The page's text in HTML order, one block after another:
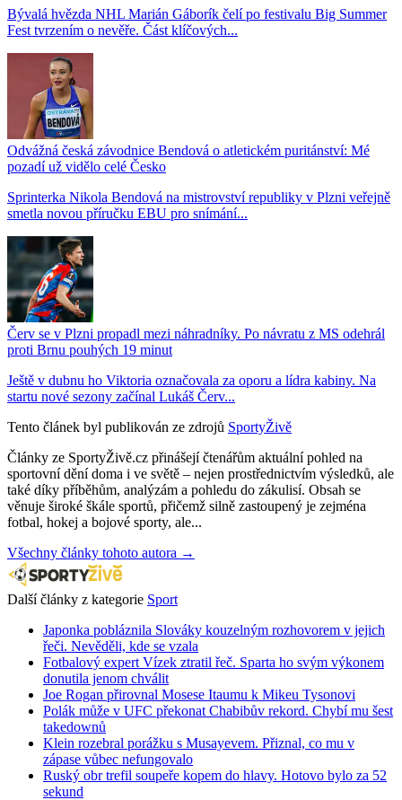
Bývalá hvězda NHL Marián Gáborík čelí po festivalu Big Summer
Fest tvrzením o nevěře. Část klíčových...
Odvážná česká závodnice Bendová o atletickém puritánství: Mé
pozadí už vidělo celé Česko
Sprinterka Nikola Bendová na mistrovství republiky v Plzni veřejně
smetla novou příručku EBU pro snímání...
Červ se v Plzni propadl mezi náhradníky. Po návratu z MS odehrál
proti Brnu pouhých 19 minut
Ještě v dubnu ho Viktoria označovala za oporu a lídra kabiny. Na
startu nové sezony začínal Lukáš Červ...
Tento článek byl publikován ze zdrojů SportyŽivě
Články ze SportyŽivě.cz přinášejí čtenářům aktuální pohled na
sportovní dění doma i ve světě – nejen prostřednictvím výsledků, ale
také díky příběhům, analýzám a pohledu do zákulisí. Obsah se
věnuje široké škále sportů, přičemž silně zastoupený je zejména
fotbal, hokej a bojové sporty, ale...
Všechny články tohoto autora →
Další články z kategorie Sport
Japonka pobláznila Slováky kouzelným rozhovorem v jejich
řeči. Nevěděli, kde se vzala
Fotbalový expert Vízek ztratil řeč. Sparta ho svým výkonem
donutila jenom chválit
Joe Rogan přirovnal Mosese Itaumu k Mikeu Tysonovi
Polák může v UFC překonat Chabibův rekord. Chybí mu šest
takedownů
Klein rozebral porážku s Musayevem. Přiznal, co mu v
zápase vůbec nefungovalo
Ruský obr trefil soupeře kopem do hlavy. Hotovo bylo za 52
sekund